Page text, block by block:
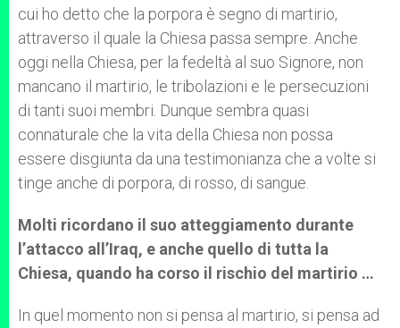
cui ho detto che la porpora è segno di martirio,
attraverso il quale la Chiesa passa sempre. Anche
oggi nella Chiesa, per la fedeltà al suo Signore, non
mancano il martirio, le tribolazioni e le persecuzioni
di tanti suoi membri. Dunque sembra quasi
connaturale che la vita della Chiesa non possa
essere disgiunta da una testimonianza che a volte si
tinge anche di porpora, di rosso, di sangue.
Molti ricordano il suo atteggiamento durante
l’attacco all’Iraq, e anche quello di tutta la
Chiesa, quando ha corso il rischio del martirio …
In quel momento non si pensa al martirio, si pensa ad